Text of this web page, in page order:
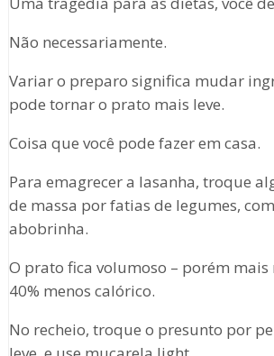
Não necessariamente.
Variar o preparo significa mudar
pode tornar o prato mais leve.
Coisa que você pode fazer em casa.
Para emagrecer a lasanha, troque
de massa por fatias de legumes,
abobrinha.
O prato fica volumoso – porém
40% menos calórico.
No recheio, troque o presunto por